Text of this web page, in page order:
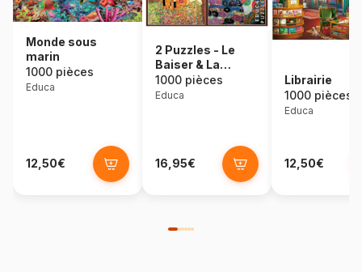
Monde sous
marin
1000 pièces
Educa
12,50€
2 Puzzles - Le
Baiser & La
Vierge. Gustav
Klimt
1000 pièces
Educa
16,95€
Librairie
1000 pièces
Educa
12,50€